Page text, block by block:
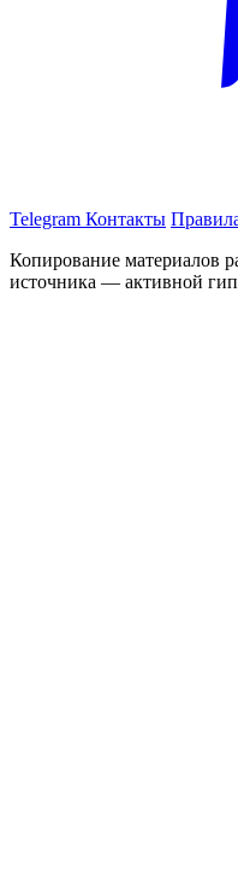
Telegram Контакты
Копирование материалов
источника — активной